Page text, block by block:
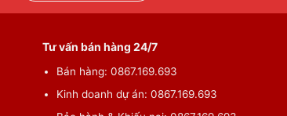
Tư vấn bán hàng 24/7
Bán hàng: 0867.169.693
Kinh doanh dự án: 0867.169.693